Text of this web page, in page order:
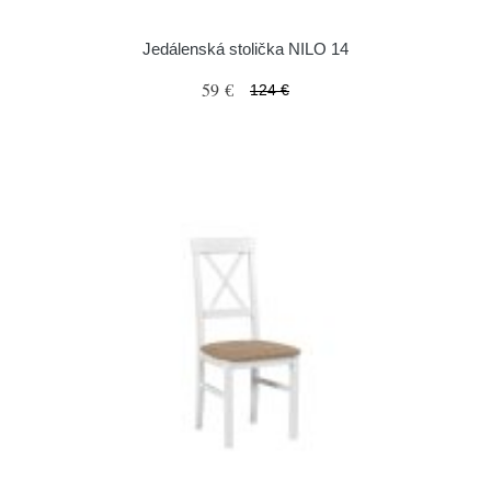
Jedálenská stolička NILO 14
59 € 124 €